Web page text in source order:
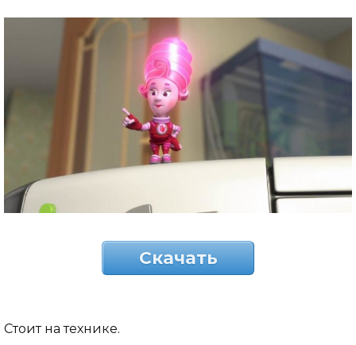
Скачать
Стоит на технике.